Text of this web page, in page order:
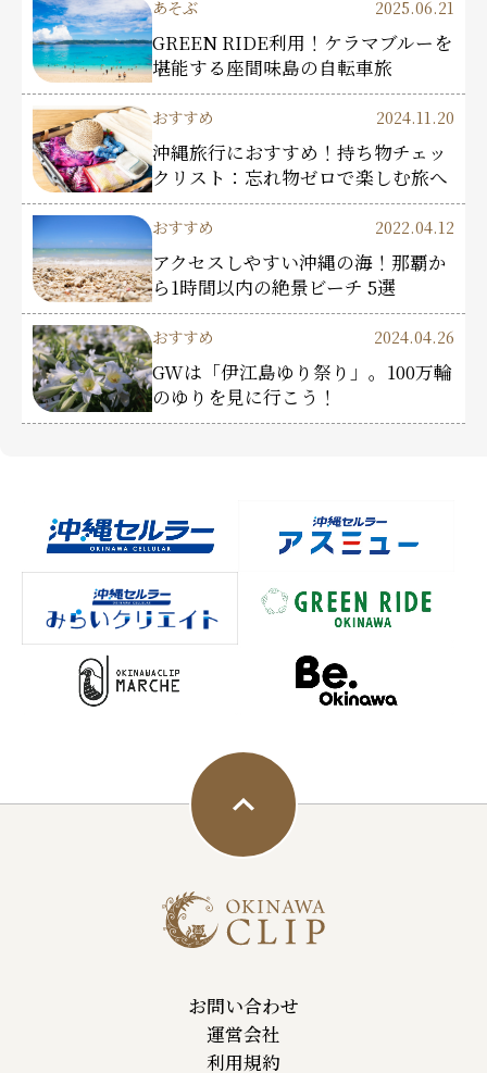
あそぶ 2025.06.21
GREEN RIDE利用！ケラマブルーを
堪能する座間味島の自転車旅
おすすめ 2024.11.20
沖縄旅行におすすめ！持ち物チェッ
クリスト：忘れ物ゼロで楽しむ旅へ
おすすめ 2022.04.12
アクセスしやすい沖縄の海！那覇か
ら1時間以内の絶景ビーチ 5選
おすすめ 2024.04.26
GWは「伊江島ゆり祭り」。100万輪
のゆりを見に行こう！
お問い合わせ
運営会社
利用規約